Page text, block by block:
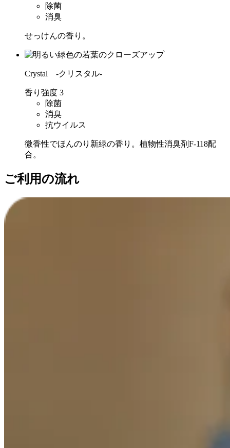
除菌
消臭
せっけんの香り。
Crystal -クリスタル-
香り強度 3
除菌
消臭
抗ウイルス
微香性でほんのり新緑の香り。植物性消臭剤F-118配
合。
ご利用の流れ